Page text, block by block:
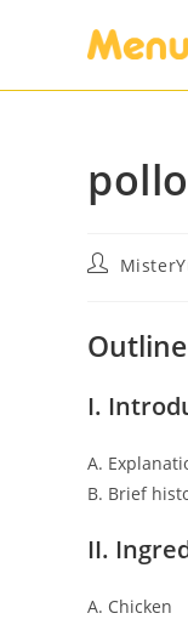
I.
A.
B. Brief
II.
A. Chicken